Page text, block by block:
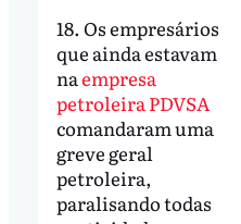
18. Os empresários
que ainda estavam
naempresa
petroleira PDVSA
comandaram uma
greve geral
petroleira,
paralisando todas